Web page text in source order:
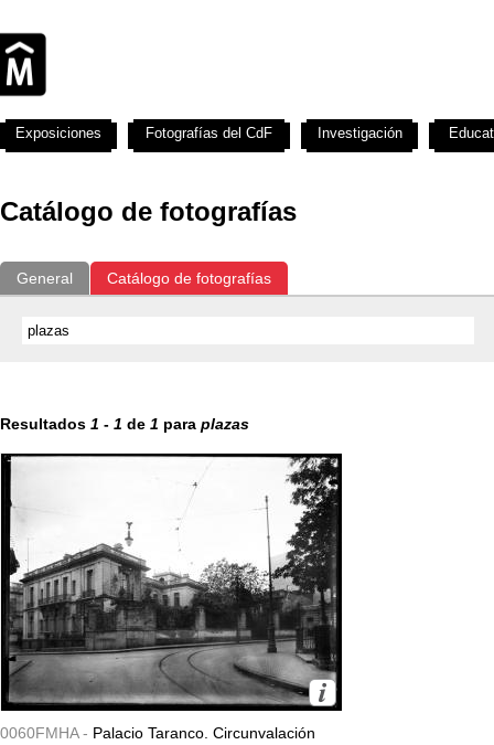
Catálogo de fotografías
General Catálogo de fotografías
Resultados 1 - 1 de 1 para plazas
0060FMHA - Palacio Taranco. Circunvalación
Exposiciones Fotografías del CdF Investigación